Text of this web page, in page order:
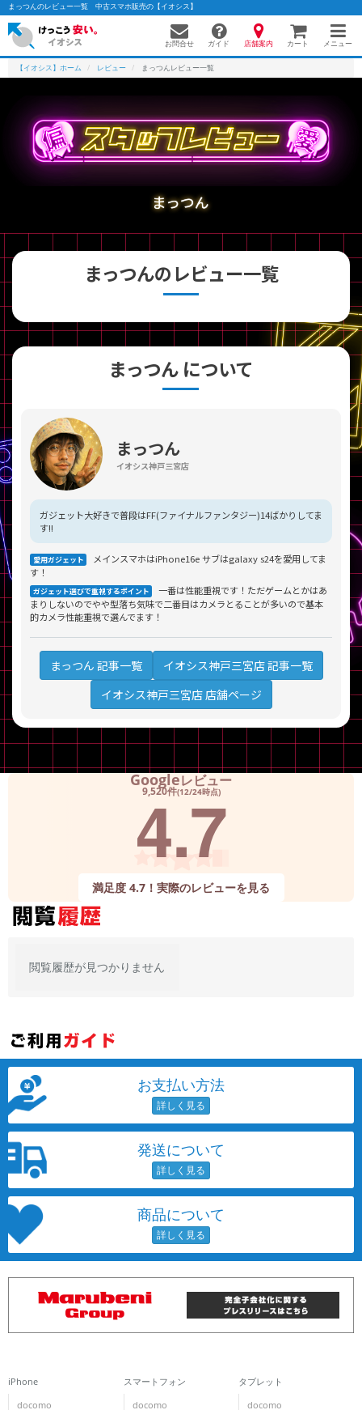
まっつんのレビュー一覧 中古スマホ販売の【イオシス】
お問合せ ガイド 店舗案内 カート メニュー
【イオシス】ホーム レビュー まっつんレビュー一覧
まっつん
まっつんのレビュー一覧
まっつん について
まっつん
イオシス神戸三宮店
ガジェット大好きで普段はFF(ファイナルファンタジー)14ばかりしてま
す!!
愛用ガジェット メインスマホはiPhone16e サブはgalaxy s24を愛用してま
す！
ガジェット選びで重視するポイント 一番は性能重視です！ただゲームとかはあ
まりしないのでやや型落ち気味で二番目はカメラとることが多いので基本
的カメラ性能重視で選んでます！
まっつん 記事一覧 イオシス神戸三宮店 記事一覧
イオシス神戸三宮店 店舗ページ
Googleレビュー
9,520件(12/24時点)
4.7
満足度 4.7！実際のレビューを見る
閲覧履歴が見つかりません
お支払い方法
発送について
商品について
iPhone
docomo
スマートフォン
docomo
タブレット
docomo
かんたんパソコン検索に切り替える
フリーワード
商品シリーズ名・ブランド名の絞り込み。
「iPhone」「Xperia」「Galaxy」など
「Apple」「SONY」「SHARP」など
機能・特徴
商品の搭載機能による絞り込み
「5G対応」「防水」「ワンセグ」など
ドライブ
ドライブの絞り込み
ランク
商品状態の絞り込み
「新品」「未使用」「中古」など
CPU
CPUの絞り込み
~
価格
各項目のチェックボックスは「or検索」となります。